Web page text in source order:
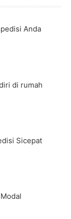
Anda
di rumah
Sicepat